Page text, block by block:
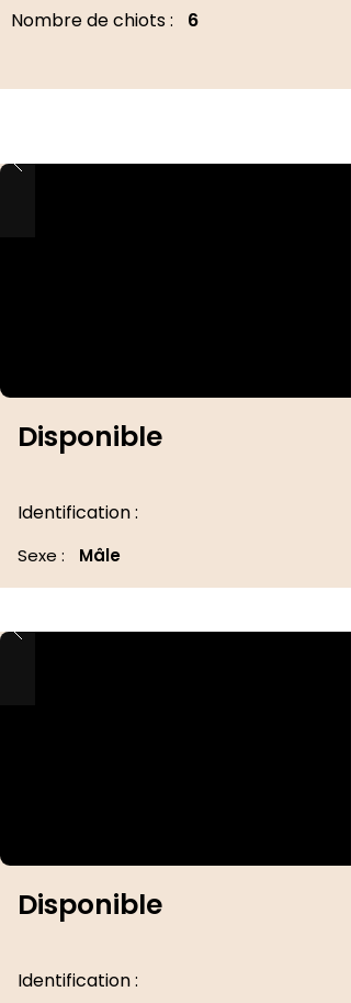
Nombre de chiots :
6
Disponible
Identification :
Sexe : Mâle
Disponible
Identification :